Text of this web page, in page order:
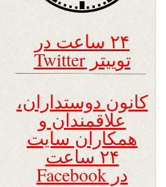
۲۴ ساعت در
توییتر Twitter
کانون دوستداران،
علاقمندان و
همکاران سایت
۲۴ ساعت
در Facebook